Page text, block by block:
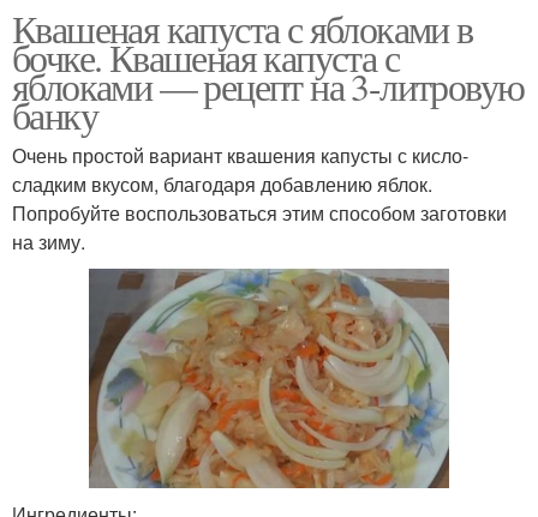
Квашеная капуста с яблоками в
бочке. Квашеная капуста с
яблоками — рецепт на 3-литровую
банку
Очень простой вариант квашения капусты с кисло-
сладким вкусом, благодаря добавлению яблок.
Попробуйте воспользоваться этим способом заготовки
на зиму.